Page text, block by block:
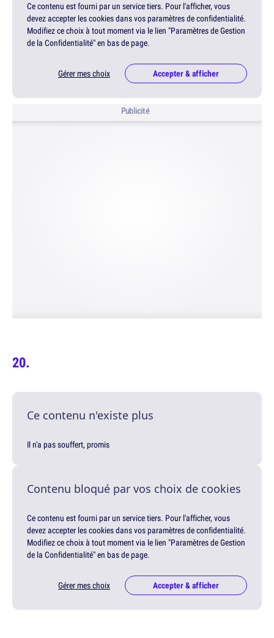
Ce contenu est fourni par un service tiers. Pour l'afficher, vous
devez accepter les cookies dans vos paramètres de confidentialité.
Modifiez ce choix à tout moment via le lien "Paramètres de Gestion
de la Confidentialité" en bas de page.
Gérer mes choix Accepter & afficher
Publicité
Ce contenu n'existe plus
Il n'a pas souffert, promis
Contenu bloqué par vos choix de cookies
Ce contenu est fourni par un service tiers. Pour l'afficher, vous
devez accepter les cookies dans vos paramètres de confidentialité.
Modifiez ce choix à tout moment via le lien "Paramètres de Gestion
de la Confidentialité" en bas de page.
Gérer mes choix Accepter & afficher